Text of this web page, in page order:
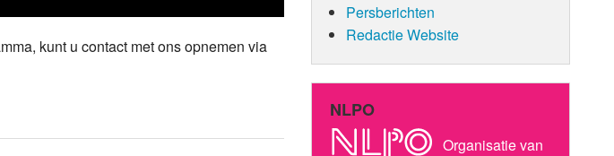
kunt u contact met ons opnemen via
Persberichten
Redactie Website
NLPO
Organisatie van